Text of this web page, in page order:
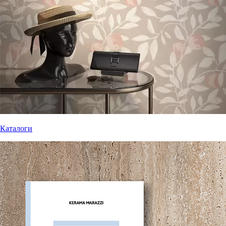
Каталоги